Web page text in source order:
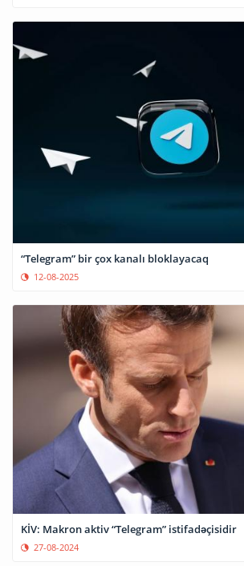
“Telegram” bir çox kanalı bloklayacaq
12-08-2025
KİV: Makron aktiv “Telegram” istifadəçisidir
27-08-2024